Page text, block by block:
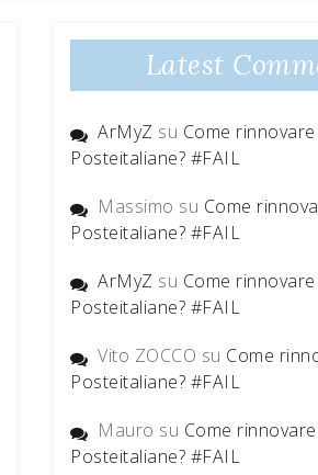
Latest
ArMyZ su Come rinnovare
Posteitaliane? #FAIL
Massimo su Come
Posteitaliane? #FAIL
ArMyZ su Come rinnovare
Posteitaliane? #FAIL
Vito ZOCCO su Come
Posteitaliane? #FAIL
Mauro su Come
Posteitaliane? #FAIL